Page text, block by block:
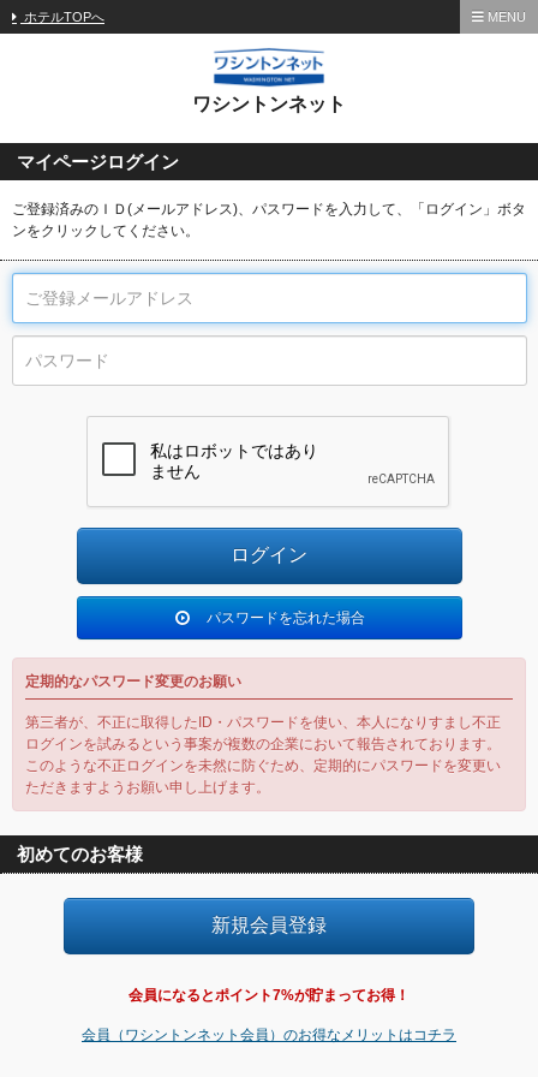
ホテルTOPへ MENU
ワシントンネット
マイページログイン
ご登録済みのＩＤ(メールアドレス)、パスワードを入力して、「ログイン」ボタ
ンをクリックしてください。
パスワードを忘れた場合
定期的なパスワード変更のお願い
第三者が、不正に取得したID・パスワードを使い、本人になりすまし不正
ログインを試みるという事案が複数の企業において報告されております。
このような不正ログインを未然に防ぐため、定期的にパスワードを変更い
ただきますようお願い申し上げます。
初めてのお客様
会員になるとポイント7%が貯まってお得！
会員（ワシントンネット会員）のお得なメリットはコチラ